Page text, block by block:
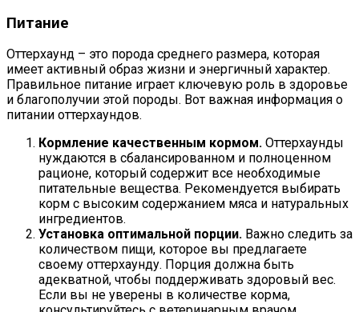
Питание
Оттерхаунд – это порода среднего размера, которая
имеет активный образ жизни и энергичный характер.
Правильное питание играет ключевую роль в здоровье
и благополучии этой породы. Вот важная информация о
питании оттерхаундов.
Кормление качественным кормом. Оттерхаунды
нуждаются в сбалансированном и полноценном
рационе, который содержит все необходимые
питательные вещества. Рекомендуется выбирать
корм с высоким содержанием мяса и натуральных
ингредиентов.
Установка оптимальной порции. Важно следить за
количеством пищи, которое вы предлагаете
своему оттерхаунду. Порция должна быть
адекватной, чтобы поддерживать здоровый вес.
Если вы не уверены в количестве корма,